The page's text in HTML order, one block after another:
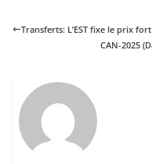
Transferts: L’EST fixe le prix
CAN-2025